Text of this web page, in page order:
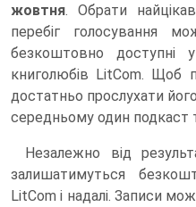
жовтня. Обрати
перебіг голосування
безкоштовно доступні
книголюбів LitCom. Щоб
достатньо прослухати
середньому один подкаст
Незалежно від
залишатимуться
LitCom і надалі. Записи